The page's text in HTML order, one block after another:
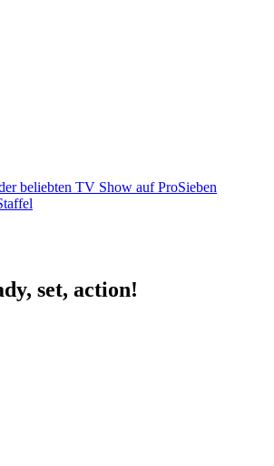
beliebten TV Show auf ProSieben
set, action!